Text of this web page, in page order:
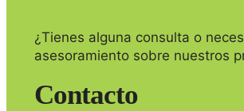
Contacto
¿Tienes alguna consulta o
asesoramiento sobre nuestros